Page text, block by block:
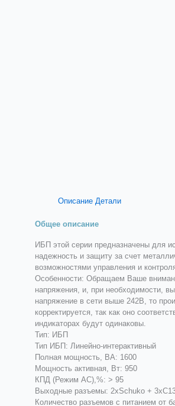
Описание Детали
Общее описание
ИБП этой серии предназначены для
надежность и защиту за счет
возможностями управления и
Особенности: Обращаем Ваше
напряжения, и, при необходимости,
напряжение в сети выше 242В, то
корректируется, так как оно
индикаторах будут одинаковы.
Тип: ИБП
Тип ИБП: Линейно-интерактивный
Полная мощность, ВА: 1600
Мощность активная, Вт: 950
КПД (Режим AC),%: > 95
Выходные разъемы: 2xSchuko +
Количество разъемов с питанием